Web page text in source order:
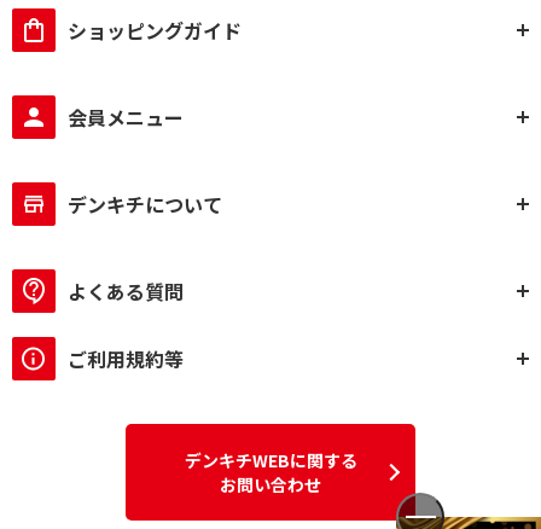
ショッピングガイド
会員メニュー
デンキチについて
よくある質問
ご利用規約等
デンキチWEBに関する
お問い合わせ